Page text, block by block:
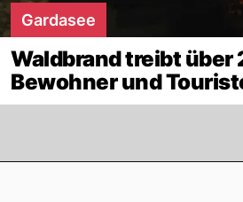
Gardasee
Waldbrand treibt über
Bewohner und